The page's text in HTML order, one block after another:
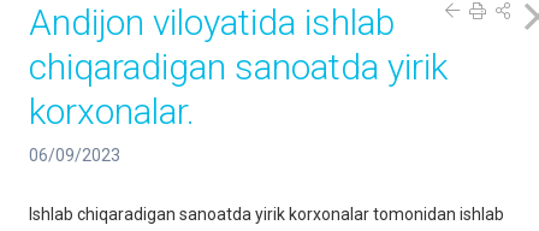
Andijon viloyatida ishlab
chiqaradigan sanoatda yirik
korxonalar.
06/09/2023
Ishlab chiqaradigan sanoatda yirik korxonalar tomonidan ishlab